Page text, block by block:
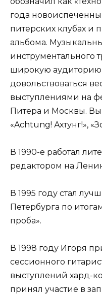
года
питерских клубах и
альбома.
инструментального
широкую
довольствоваться
выступлениями на
Питера и Москвы.
«Achtung! Ахтунг!»,
В 1990-е работал
редактором на
В 1995 году стал
Петербурга по
проба».
В 1998 году Игоря
сессионного
выступлений хард-
принял участие в